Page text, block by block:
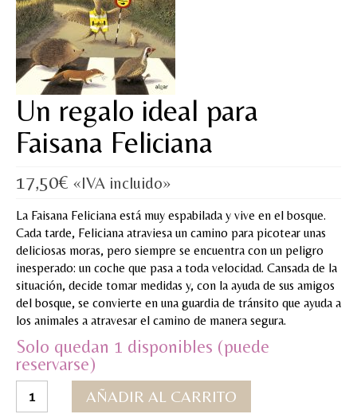
Hecho a mano
Tote bag
Papelería
TIENDA
¿QUIÉN SOY?
CREACIONES
BLOG
MI CUENTA
Valoraciones y opiniones de TejiendoLEE un
cuento
Un regalo ideal para
Faisana Feliciana
17,50€ «IVA incluido»
La Faisana Feliciana está muy espabilada y vive en el bosque.
Cada tarde, Feliciana atraviesa un camino para picotear unas
deliciosas moras, pero siempre se encuentra con un peligro
inesperado: un coche que pasa a toda velocidad. Cansada de la
situación, decide tomar medidas y, con la ayuda de sus amigos
del bosque, se convierte en una guardia de tránsito que ayuda a
los animales a atravesar el camino de manera segura.
Solo quedan 1 disponibles (puede
reservarse)
regalo
AÑADIR AL CARRITO